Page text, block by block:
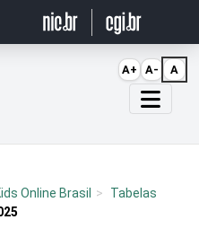
Online Brasil
Tabelas
A+ A- A